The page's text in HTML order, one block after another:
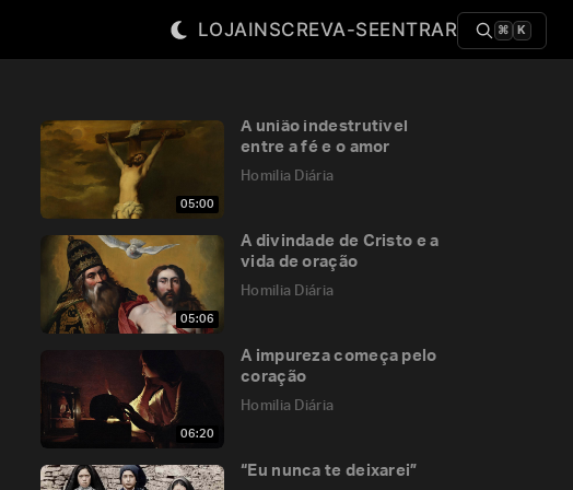
LOJAINSCREVA-SEENTRAR ⌘ K
05:00
A união indestrutível
entre a fé e o amor
Homilia Diária
05:06
A divindade de Cristo e a
vida de oração
Homilia Diária
06:20
A impureza começa pelo
coração
Homilia Diária
“Eu nunca te deixarei”